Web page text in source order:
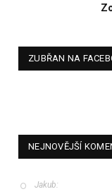
ZUBŘAN NA
NEJNOVĚJŠÍ
Jakub: